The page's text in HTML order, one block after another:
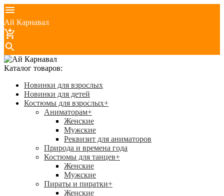
Ай Карнавал
Каталог товаров:
Новинки для взрослых
Новинки для детей
Костюмы для взрослых+
Аниматорам+
Женские
Мужские
Реквизит для аниматоров
Природа и времена года
Костюмы для танцев+
Женские
Мужские
Пираты и пиратки+
Женские